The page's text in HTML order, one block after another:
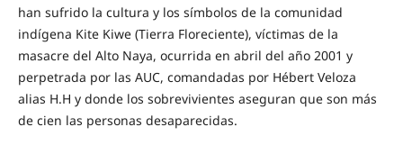
han sufrido la cultura y los símbolos de la comunidad
indígena Kite Kiwe (Tierra Floreciente), víctimas de la
masacre del Alto Naya, ocurrida en abril del año 2001 y
perpetrada por las AUC, comandadas por Hébert Veloza
alias H.H y donde los sobrevivientes aseguran que son más
de cien las personas desaparecidas.